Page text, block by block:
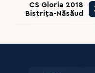
CS Gloria 2018
Bistrița-Năsăud